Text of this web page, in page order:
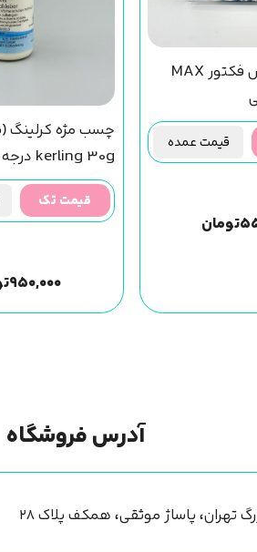
چسب مژه مکس فکتور MAX
قیمت عمده
تومان
چسب مژه کرلینگ
kerling 30g درجه 2
قیمت تک
۹۵۰,۰۰۰
آدرس فروشگاه
تهران، پاساژ موثقی، همکف پلاک ۲۸